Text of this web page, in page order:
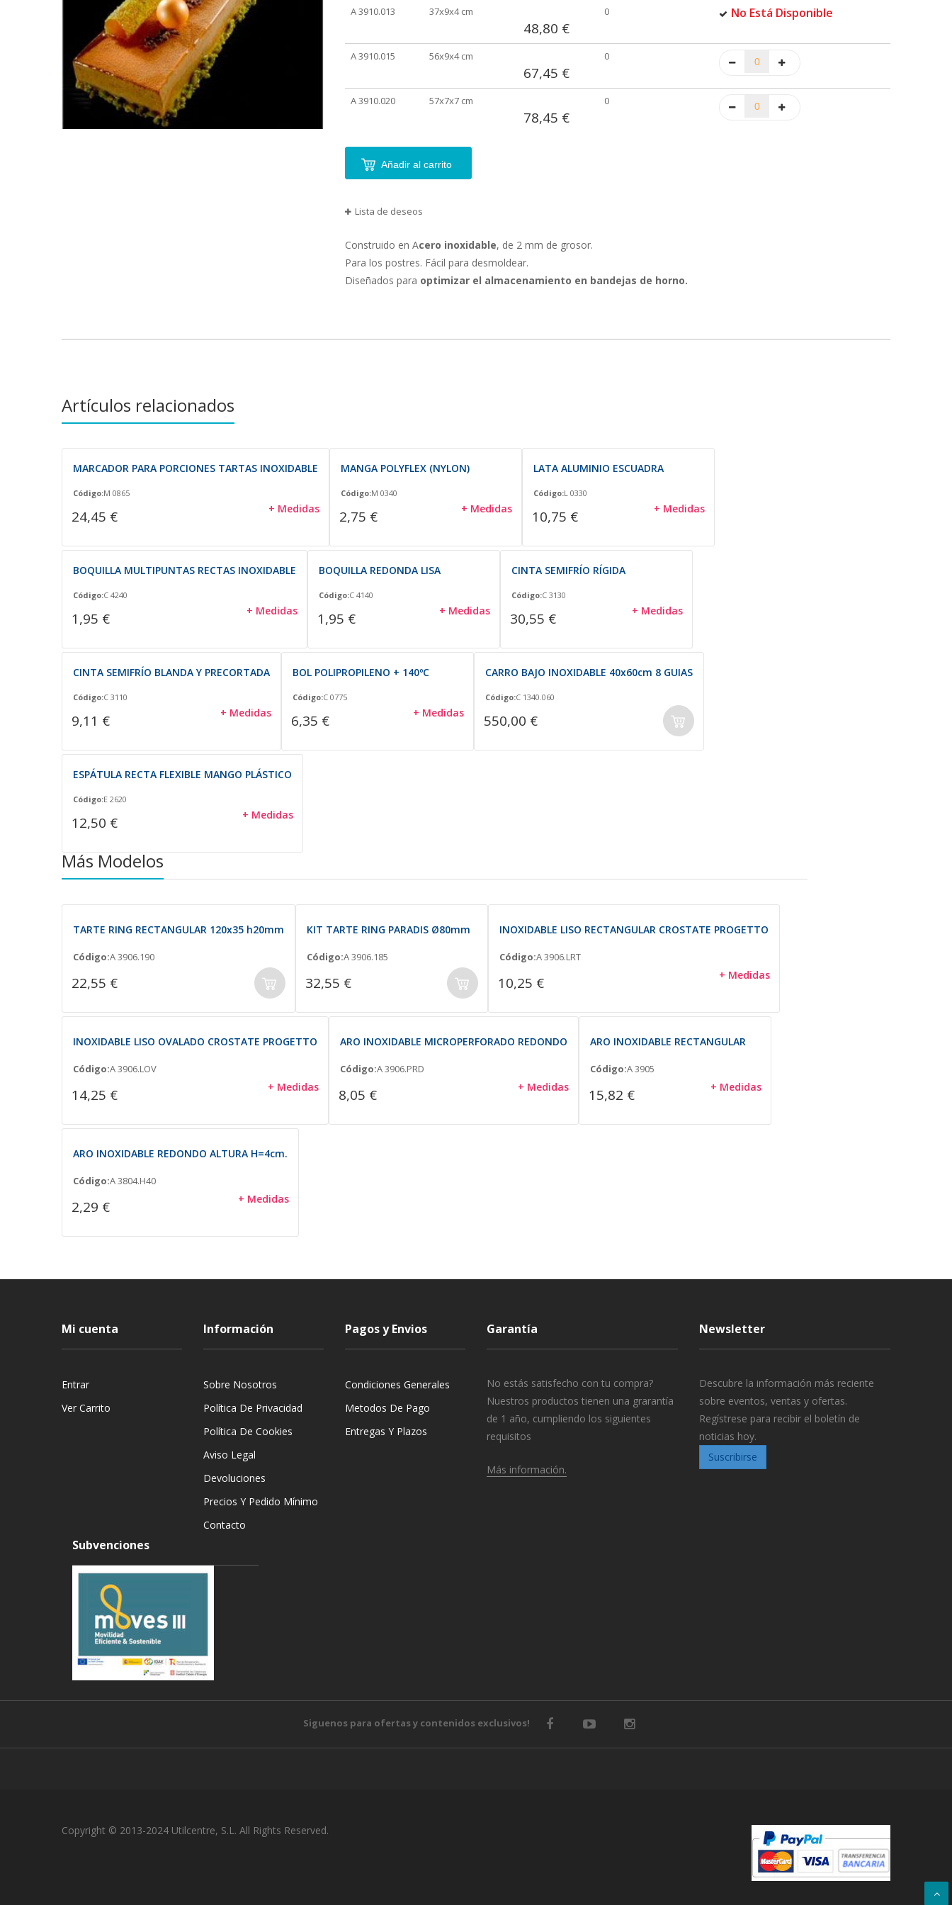
agrupados
A 3910.013 37x9x4 cm
48,80 €
0 No Está Disponible
A 3910.015 56x9x4 cm
67,45 €
0
A 3910.020 57x7x7 cm
78,45 €
0
Añadir al carrito
Lista de deseos
Construido en Acero inoxidable, de 2 mm de grosor.
Para los postres. Fácil para desmoldear.
Diseñados para optimizar el almacenamiento en bandejas de horno.
Artículos relacionados
MARCADOR PARA PORCIONES TARTAS INOXIDABLE
Código:M 0865
24,45 € + Medidas
MANGA POLYFLEX (NYLON)
Código:M 0340
2,75 € + Medidas
LATA ALUMINIO ESCUADRA
Código:L 0330
10,75 € + Medidas
BOQUILLA MULTIPUNTAS RECTAS INOXIDABLE
Código:C 4240
1,95 € + Medidas
BOQUILLA REDONDA LISA
Código:C 4140
1,95 € + Medidas
CINTA SEMIFRÍO RÍGIDA
Código:C 3130
30,55 € + Medidas
CINTA SEMIFRÍO BLANDA Y PRECORTADA
Código:C 3110
9,11 € + Medidas
BOL POLIPROPILENO + 140ºC
Código:C 0775
6,35 € + Medidas
CARRO BAJO INOXIDABLE 40x60cm 8 GUIAS
Código:C 1340.060
550,00 €
ESPÁTULA RECTA FLEXIBLE MANGO PLÁSTICO
Código:E 2620
12,50 € + Medidas
Más Modelos
TARTE RING RECTANGULAR 120x35 h20mm
Código:A 3906.190
22,55 €
KIT TARTE RING PARADIS Ø80mm
Código:A 3906.185
32,55 €
INOXIDABLE LISO RECTANGULAR CROSTATE PROGETTO
Código:A 3906.LRT
10,25 € + Medidas
INOXIDABLE LISO OVALADO CROSTATE PROGETTO
Código:A 3906.LOV
14,25 € + Medidas
ARO INOXIDABLE MICROPERFORADO REDONDO
Código:A 3906.PRD
8,05 € + Medidas
ARO INOXIDABLE RECTANGULAR
Código:A 3905
15,82 € + Medidas
ARO INOXIDABLE REDONDO ALTURA H=4cm.
Código:A 3804.H40
2,29 € + Medidas
Mi cuenta
Entrar
Ver Carrito
Información
Sobre Nosotros
Política De Privacidad
Política De Cookies
Aviso Legal
Devoluciones
Precios Y Pedido Mínimo
Contacto
Pagos y Envios
Condiciones Generales
Metodos De Pago
Entregas Y Plazos
Garantía
No estás satisfecho con tu compra?
Nuestros productos tienen una grarantía
de 1 año, cumpliendo los siguientes
requisitos
Más información.
Newsletter
Descubre la información más reciente
sobre eventos, ventas y ofertas.
Regístrese para recibir el boletín de
noticias hoy.
Suscribirse
Subvenciones
Siguenos para ofertas y contenidos exclusivos!
Copyright © 2013-2024 Utilcentre, S.L. All Rights Reserved.